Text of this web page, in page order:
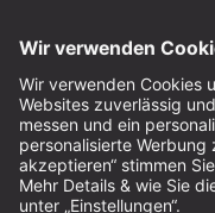
Impressum
AGB
Datenschutz
Cookie-Einstellungen